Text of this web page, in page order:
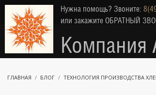
Нужна помощь? Звоните:
или закажите ОБРАТНЫЙ
Компания
ГЛАВНАЯ БЛОГ ТЕХНОЛОГИЯ ПРОИЗВОДСТВА